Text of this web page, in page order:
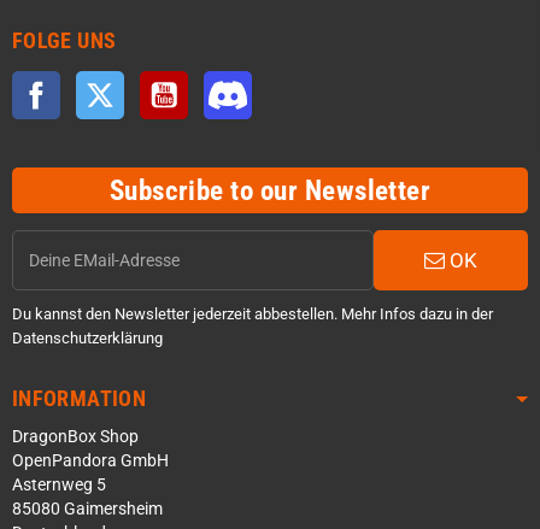
FOLGE UNS
Facebook Twitter YouTube
Subscribe to our Newsletter
OK
Du kannst den Newsletter jederzeit abbestellen. Mehr Infos dazu in der
Datenschutzerklärung
INFORMATION
DragonBox Shop
OpenPandora GmbH
Asternweg 5
85080 Gaimersheim